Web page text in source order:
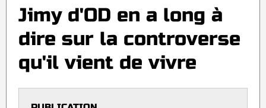
Jimy d'OD en a long à
dire sur la controverse
qu'il vient de vivre